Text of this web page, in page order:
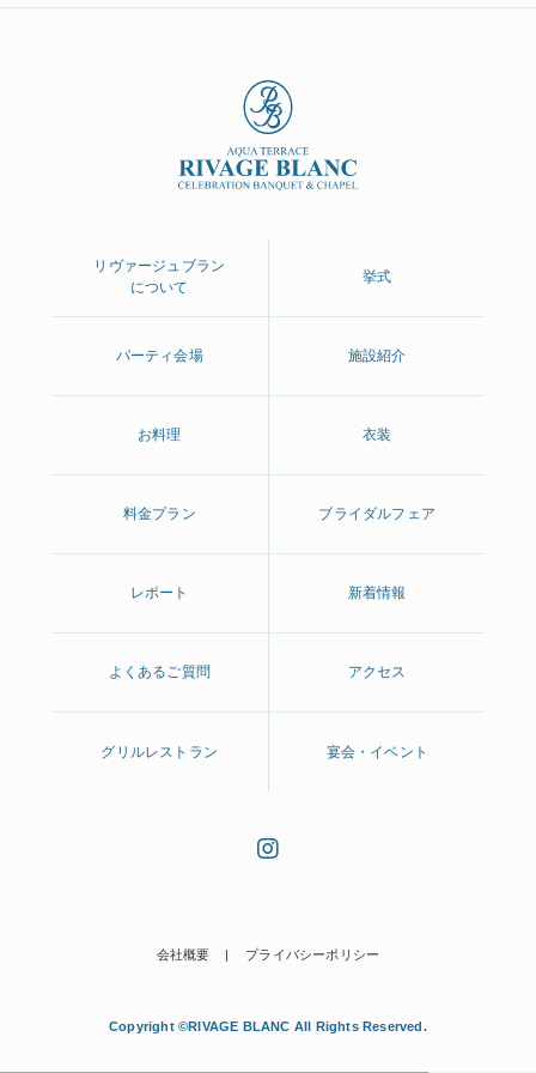
リヴァージュブラン
について
挙式
パーティ会場 施設紹介
お料理 衣装
料金プラン ブライダルフェア
レポート 新着情報
よくあるご質問 アクセス
グリルレストラン 宴会・イベント
会社概要 プライバシーポリシー
Copyright ©RIVAGE BLANC All Rights Reserved.